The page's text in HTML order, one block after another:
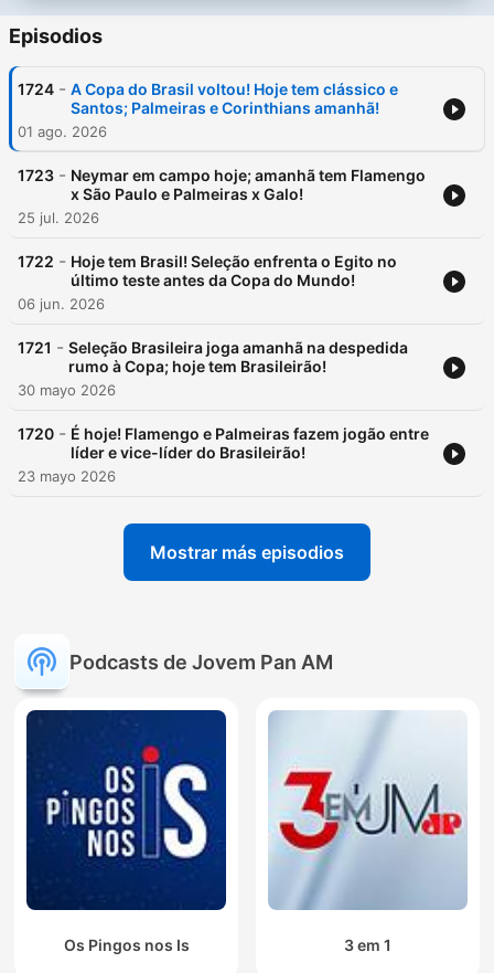
Episodios
1724 - A Copa do Brasil voltou! Hoje tem clássico e
Santos; Palmeiras e Corinthians amanhã!
01 ago. 2026
1723 - Neymar em campo hoje; amanhã tem Flamengo
x São Paulo e Palmeiras x Galo!
25 jul. 2026
1722 - Hoje tem Brasil! Seleção enfrenta o Egito no
último teste antes da Copa do Mundo!
06 jun. 2026
1721 - Seleção Brasileira joga amanhã na despedida
rumo à Copa; hoje tem Brasileirão!
30 mayo 2026
1720 - É hoje! Flamengo e Palmeiras fazem jogão entre
líder e vice-líder do Brasileirão!
23 mayo 2026
Mostrar más episodios
Podcasts de Jovem Pan AM
Os Pingos nos Is 3 em 1